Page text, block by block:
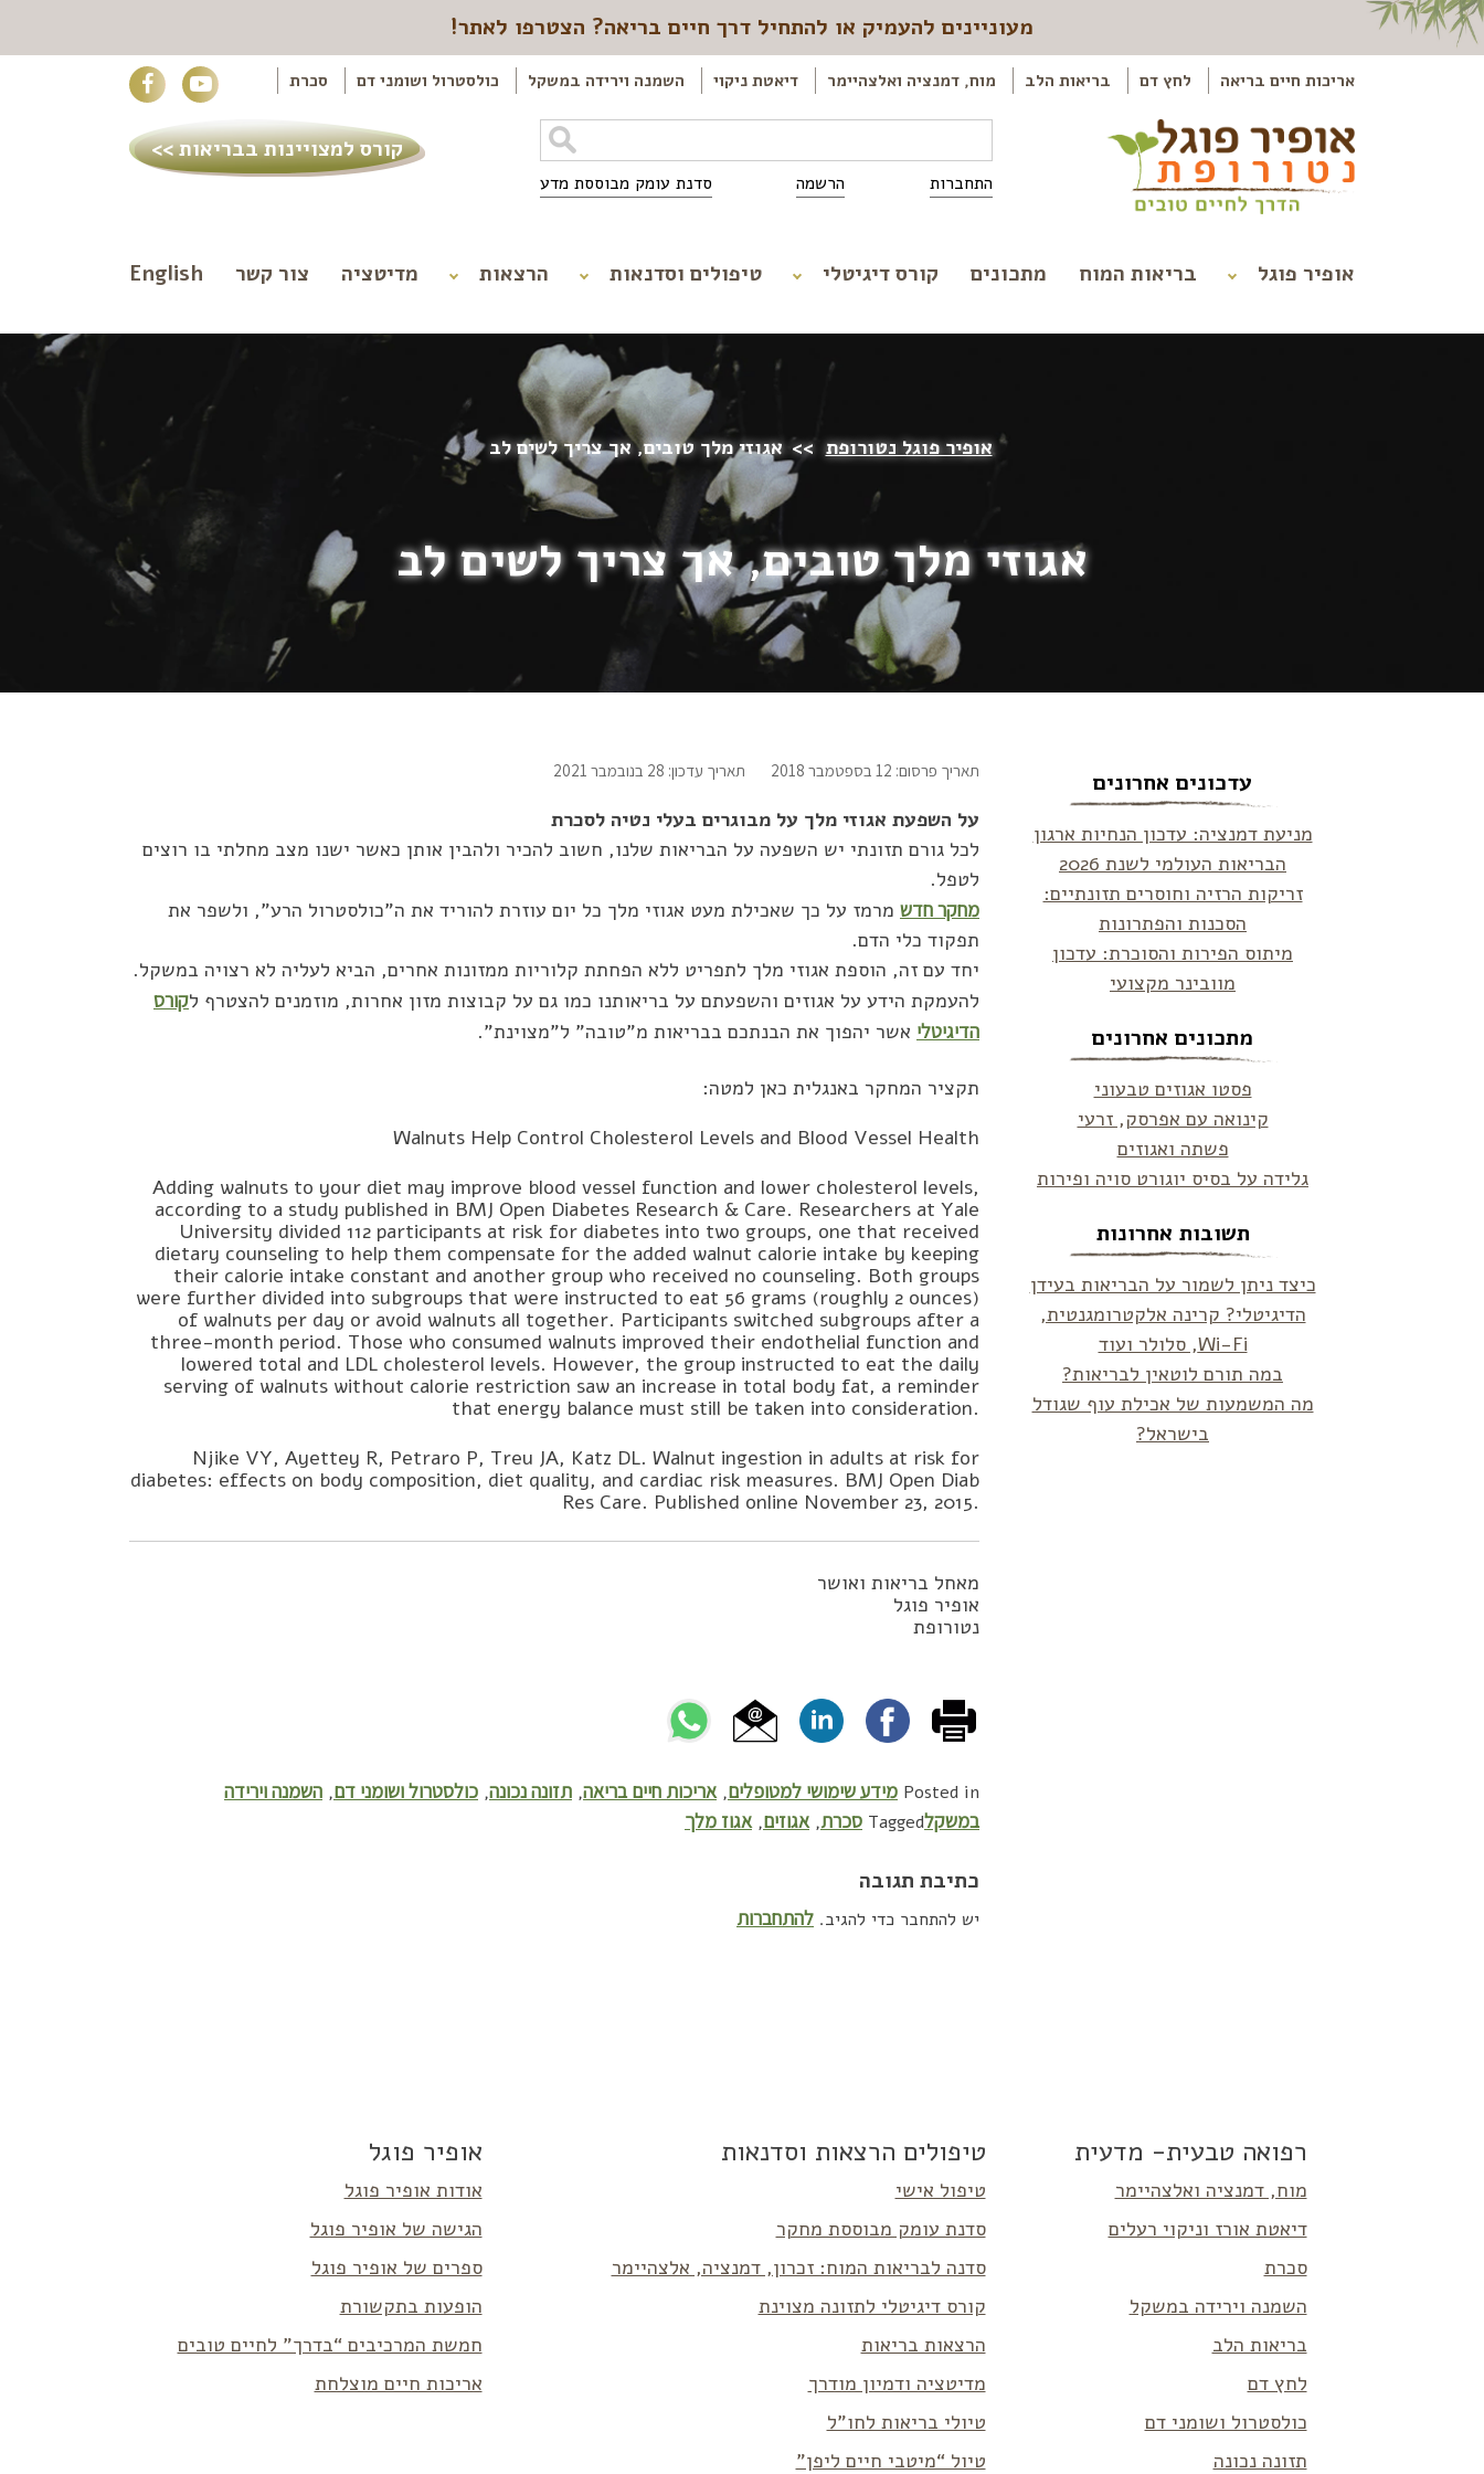
מעוניינים להעמיק או להתחיל דרך חיים בריאה? הצטרפו לאתר!
אריכות חיים בריאה לחץ דם בריאות הלב מוח, דמנציה ואלצהיימר דיאטת ניקוי השמנה וירידה במשקל כולסטרול ושומני דם סכרת
התחברות הרשמה סדנת עומק מבוססת מדע
קורס למצויינות בבריאות >>
אופיר פוגל בריאות המוח מתכונים קורס דיגיטלי טיפולים וסדנאות הרצאות מדיטציה צור קשר English
אופיר פוגל נטורופת >>אגוזי מלך טובים, אך צריך לשים לב
אגוזי מלך טובים, אך צריך לשים לב
תאריך פרסום: 12 בספטמבר 2018 תאריך עדכון: 28 בנובמבר 2021
על השפעת אגוזי מלך על מבוגרים בעלי נטיה לסכרת
לכל גורם תזונתי יש השפעה על הבריאות שלנו, חשוב להכיר ולהבין אותן כאשר ישנו מצב מחלתי בו רוצים
לטפל.
מחקר חדש מרמז על כך שאכילת מעט אגוזי מלך כל יום עוזרת להוריד את ה”כולסטרול הרע”, ולשפר את
תפקוד כלי הדם.
יחד עם זה, הוספת אגוזי מלך לתפריט ללא הפחתת קלוריות ממזונות אחרים, הביא לעליה לא רצויה במשקל.
להעמקת הידע על אגוזים והשפעתם על בריאותנו כמו גם על קבוצות מזון אחרות, מוזמנים להצטרף לקורס
הדיגיטלי אשר יהפוך את הבנתכם בבריאות מ”טובה” ל”מצוינת”.
תקציר המחקר באנגלית כאן למטה:
Walnuts Help Control Cholesterol Levels and Blood Vessel Health
Adding walnuts to your diet may improve blood vessel function and lower cholesterol levels,
according to a study published in BMJ Open Diabetes Research & Care. Researchers at Yale
University divided 112 participants at risk for diabetes into two groups, one that received
dietary counseling to help them compensate for the added walnut calorie intake by keeping
their calorie intake constant and another group who received no counseling. Both groups
were further divided into subgroups that were instructed to eat 56 grams (roughly 2 ounces)
of walnuts per day or avoid walnuts all together. Participants switched subgroups after a
three-month period. Those who consumed walnuts improved their endothelial function and
lowered total and LDL cholesterol levels. However, the group instructed to eat the daily
serving of walnuts without calorie restriction saw an increase in total body fat, a reminder
that energy balance must still be taken into consideration.
Njike VY, Ayettey R, Petraro P, Treu JA, Katz DL. Walnut ingestion in adults at risk for
diabetes: effects on body composition, diet quality, and cardiac risk measures. BMJ Open Diab
Res Care. Published online November 23, 2015.
מאחל בריאות ואושר
אופיר פוגל
נטורופת
Posted in מידע שימושי למטופלים,אריכות חיים בריאה, תזונה נכונה, כולסטרול ושומני דם, השמנה וירידה
במשקלTagged סכרת,אגוזים,אגוז מלך
כתיבת תגובה
יש להתחבר כדי להגיב. להתחברות
עדכונים אחרונים
מניעת דמנציה: עדכון הנחיות ארגון
הבריאות העולמי לשנת 2026
זריקות הרזיה וחוסרים תזונתיים:
הסכנות והפתרונות
מיתוס הפירות והסוכרת: עדכון
מוובינר מקצועי
מתכונים אחרונים
פסטו אגוזים טבעוני
קינואה עם אפרסק, זרעי
פשתה ואגוזים
גלידה על בסיס יוגורט סויה ופירות
תשובות אחרונות
כיצד ניתן לשמור על הבריאות בעידן
הדיגיטלי? קרינה אלקטרומגנטית,
Wi-Fi, סלולר ועוד
במה תורם לוטאין לבריאות?
מה המשמעות של אכילת עוף שגודל
בישראל?
אופיר פוגל
אודות אופיר פוגל
הגישה של אופיר פוגל
ספרים של אופיר פוגל
הופעות בתקשורת
חמשת המרכיבים “בדרך” לחיים טובים
אריכות חיים מוצלחת
טיפולים הרצאות וסדנאות
טיפול אישי
סדנת עומק מבוססת מחקר
סדנה לבריאות המוח: זכרון, דמנציה, אלצהיימר
קורס דיגיטלי לתזונה מצוינת
הרצאות בריאות
מדיטציה ודמיון מודרך
טיולי בריאות לחו”ל
טיול “מיטבי חיים ליפן”
רפואה טבעית- מדעית
מוח, דמנציה ואלצהיימר
דיאטת אורז וניקוי רעלים
סכרת
השמנה וירידה במשקל
בריאות הלב
לחץ דם
כולסטרול ושומני דם
תזונה נכונה